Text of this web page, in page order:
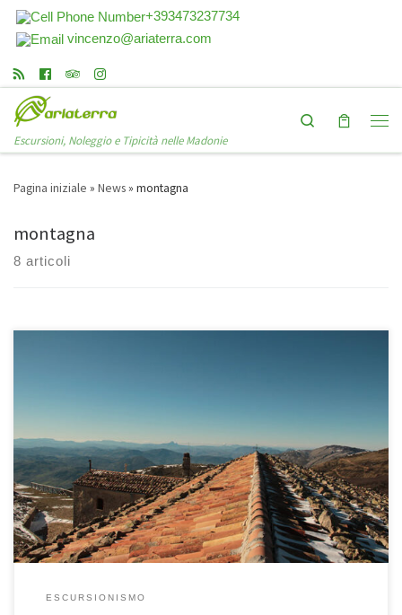
+393473237734
vincenzo@ariaterra.com
Escursioni, Noleggio e Tipicità nelle Madonie
Search
Pagina iniziale » News» montagna
montagna
8 articoli
In cammino sulle Vie dei Santuari delle Madonie: Spirito Santo,
Madonna dell’Olio, Madonna dell’Alto, Madonna di Gibilmanna,
Duomo di Cefalù […]
ESCURSIONISMO